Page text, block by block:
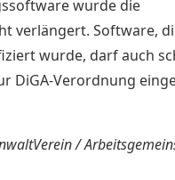
wurde die
verlängert. Software,
wurde, darf auch
DiGA-Verordnung
/